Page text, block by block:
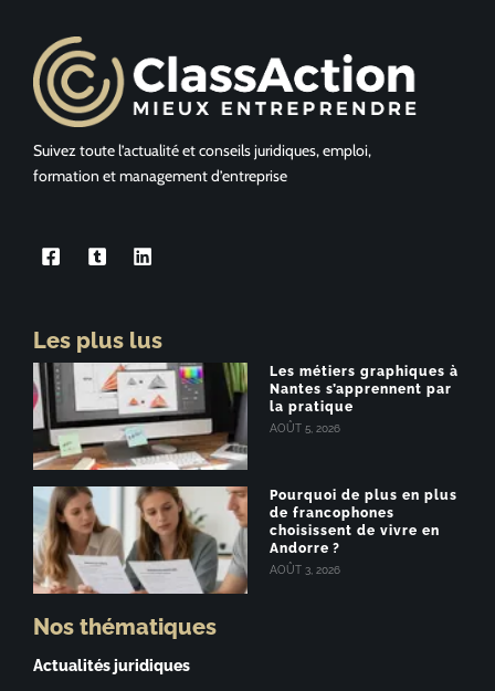
Suivez toute l’actualité et conseils juridiques, emploi,
formation et management d’entreprise
Les plus lus
Les métiers graphiques à
Nantes s’apprennent par
la pratique
AOÛT 5, 2026
Pourquoi de plus en plus
de francophones
choisissent de vivre en
Andorre ?
AOÛT 3, 2026
Nos thématiques
Actualités juridiques